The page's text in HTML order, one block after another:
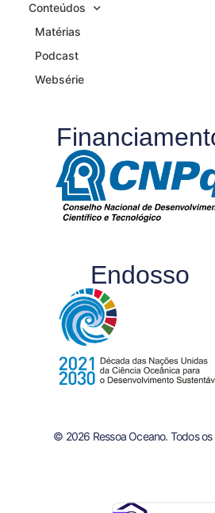
Conteúdos
Matérias
Podcast
Websérie
Endosso
© 2026 Ressoa Oceano. Todos